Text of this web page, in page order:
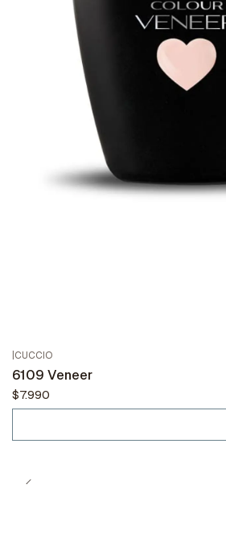
CUCCIO
6109 Veneer
$7.990